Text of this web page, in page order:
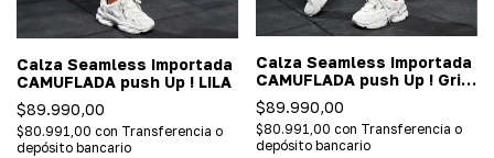
Calza Seamless Importada
CAMUFLADA push Up ! LILA
$89.990,00
$80.991,00 con Transferencia o
depósito bancario
Calza Seamless Importada
CAMUFLADA push Up ! Gris
Claro
$89.990,00
$80.991,00 con Transferencia o
depósito bancario